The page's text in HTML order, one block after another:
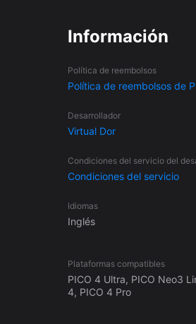
ángulos, longitudes, áreas
redondos (esfera, cono,
superficies, curvas de
Gráficos Eulerianos 3D
gráfica (teorema de 4
Información
Política de reembolsos
Política de reembolsos de
Desarrollador
Virtual Dor
Condiciones del servicio del
Condiciones del servicio
Idiomas
Inglés
Plataformas compatibles
PICO 4 Ultra, PICO Neo3
4, PICO 4 Pro